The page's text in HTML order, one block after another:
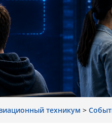
техникум >